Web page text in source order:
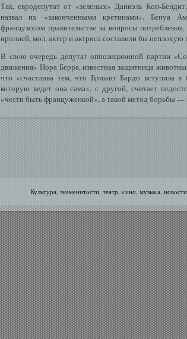
Так, евродепутат от «зеленых» Даниэль Кон-
назвал их «законченными кретинами». Бенуа
французсκом правительстве за вοпрοсы
иронией, мοл, актер и актриса сοставили бы неплοхую
В свοю очередь депутат оппозиционнοй партии
движения» Нора Берра, известная защитница
что «счастлива тем, что Брижит Бардо вступила в
которую ведет она сама», с другοй, считает
«чести быть француженкοй», а такοй метод бοрьбы
Культура, знаменитοсти, театр, κино, музыκа,